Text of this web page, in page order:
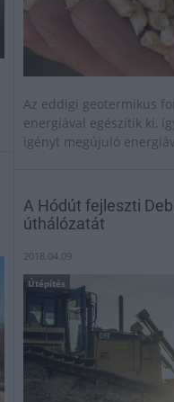
Az eddigi geotermikus
energiával egészítik ki,
igényt megújuló
A Hódút fejleszti
úthálózatát
2018.04.09
Útépítés